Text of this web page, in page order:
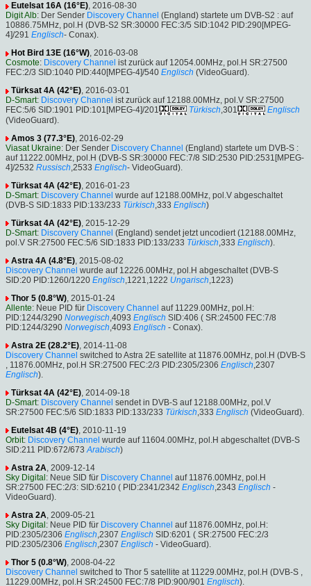
Eutelsat 16A (16°E), 2016-08-30
Digit Alb: Der Sender Discovery Channel (England) startete um DVB-S2 : auf
10886.75MHz, pol.H (DVB-S2 SR:30000 FEC:3/5 SID:1042 PID:290[MPEG-
4]/291 Englisch- Conax).
Hot Bird 13E (16°W), 2016-03-08
Cosmote: Discovery Channel ist zurück auf 12054.00MHz, pol.H SR:27500
FEC:2/3 SID:1040 PID:440[MPEG-4]/540 Englisch (VideoGuard).
Türksat 4A (42°E), 2016-03-01
D-Smart: Discovery Channel ist zurück auf 12188.00MHz, pol.V SR:27500
FEC:5/6 SID:1901 PID:101[MPEG-4]/201
Türkisch,301
Englisch
(VideoGuard).
Amos 3 (77.3°E), 2016-02-29
Viasat Ukraine: Der Sender Discovery Channel (England) startete um DVB-S :
auf 11222.00MHz, pol.H (DVB-S SR:30000 FEC:7/8 SID:2530 PID:2531[MPEG-
4]/2532 Russisch,2533 Englisch- VideoGuard).
Türksat 4A (42°E), 2016-01-23
D-Smart: Discovery Channel wurde auf 12188.00MHz, pol.V abgeschaltet
(DVB-S SID:1833 PID:133/233 Türkisch,333 Englisch)
Türksat 4A (42°E), 2015-12-29
D-Smart: Discovery Channel (England) sendet jetzt uncodiert (12188.00MHz,
pol.V SR:27500 FEC:5/6 SID:1833 PID:133/233 Türkisch,333 Englisch).
Astra 4A (4.8°E), 2015-08-02
Discovery Channel wurde auf 12226.00MHz, pol.H abgeschaltet (DVB-S
SID:20 PID:1260/1220 Englisch,1221,1222 Ungarisch,1223)
Thor 5 (0.8°W), 2015-01-24
Allente: Neue PID für Discovery Channel auf 11229.00MHz, pol.H:
PID:1244/3290 Norwegisch,4093 Englisch SID:406 ( SR:24500 FEC:7/8
PID:1244/3290 Norwegisch,4093 Englisch - Conax).
Astra 2E (28.2°E), 2014-11-08
Discovery Channel switched to Astra 2E satellite at 11876.00MHz, pol.H (DVB-S
, 11876.00MHz, pol.H SR:27500 FEC:2/3 PID:2305/2306 Englisch,2307
Englisch).
Türksat 4A (42°E), 2014-09-18
D-Smart: Discovery Channel sendet in DVB-S auf 12188.00MHz, pol.V
SR:27500 FEC:5/6 SID:1833 PID:133/233 Türkisch,333 Englisch (VideoGuard).
Eutelsat 4B (4°E), 2010-11-19
Orbit: Discovery Channel wurde auf 11604.00MHz, pol.H abgeschaltet (DVB-S
SID:211 PID:672/673 Arabisch)
Astra 2A, 2009-12-14
Sky Digital : Neue SID für Discovery Channel auf 11876.00MHz, pol.H
SR:27500 FEC:2/3: SID:6210 ( PID:2341/2342 Englisch,2343 Englisch -
VideoGuard).
Astra 2A, 2009-05-21
Sky Digital : Neue PID für Discovery Channel auf 11876.00MHz, pol.H:
PID:2305/2306 Englisch,2307 Englisch SID:6201 ( SR:27500 FEC:2/3
PID:2305/2306 Englisch,2307 Englisch - VideoGuard).
Thor 5 (0.8°W), 2008-04-22
Discovery Channel switched to Thor 5 satellite at 11229.00MHz, pol.H (DVB-S ,
11229.00MHz, pol.H SR:24500 FEC:7/8 PID:900/901 Englisch).